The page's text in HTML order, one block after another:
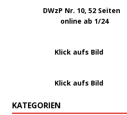
DWzP Nr. 10, 52 Seiten
online ab 1/24
Klick aufs Bild
Klick aufs Bild
KATEGORIEN